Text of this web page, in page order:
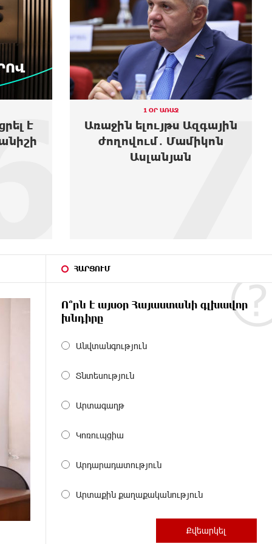
է
1 ՕՐ ԱՌԱՋ
Առաջին ելույթս Ազգային
ժողովում․ Մամիկոն
Ասլանյան7
ՀԱՐՑՈՒՄ
Ո՞րն է այսօր Հայաստանի գլխավոր
խնդիրը
Անվտանգություն
Տնտեսություն
Արտագաղթ
Կոռուպցիա
Արդարադատություն
Արտաքին քաղաքականություն